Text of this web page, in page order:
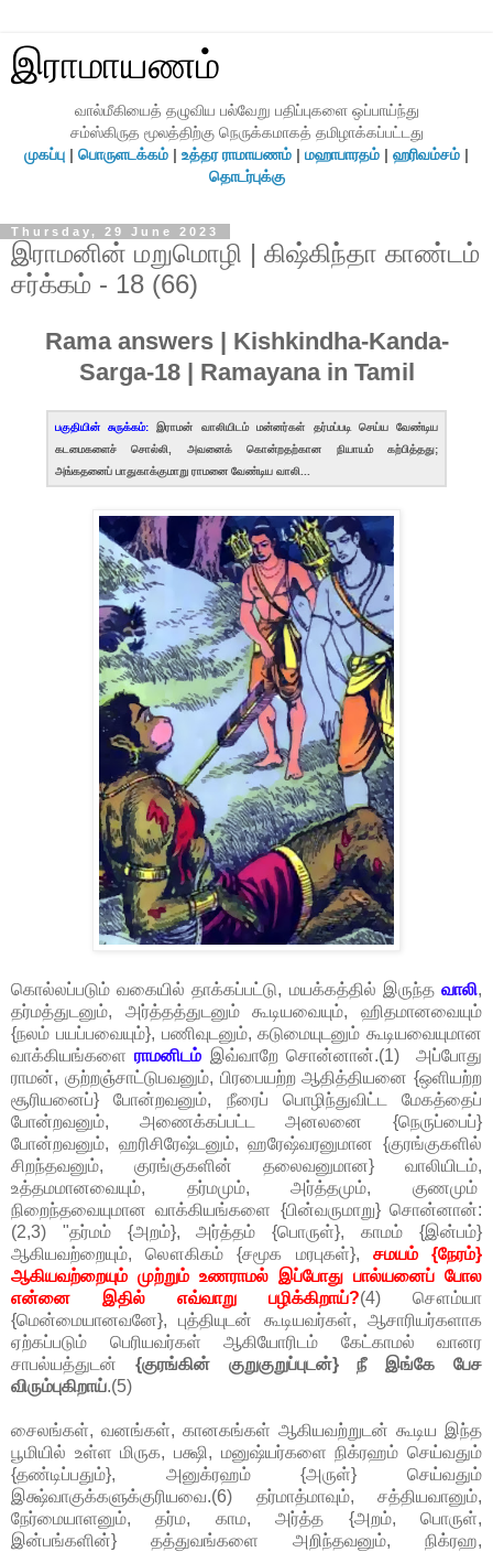
இராமாயணம்
வால்மீகியைத் தழுவிய பல்வேறு பதிப்புகளை ஒப்பாய்ந்து
சம்ஸ்கிருத மூலத்திற்கு நெருக்கமாகத் தமிழாக்கப்பட்டது
முகப்பு | பொருளடக்கம் | உத்தர ராமாயணம் | மஹாபாரதம் | ஹரிவம்சம் |
தொடர்புக்கு
Thursday, 29 June 2023
இராமனின் மறுமொழி | கிஷ்கிந்தா காண்டம்
சர்க்கம் - 18 (66)
Rama answers | Kishkindha-Kanda-
Sarga-18 | Ramayana in Tamil
பகுதியின் சுருக்கம்:
இராமன் வாலியிடம் மன்னர்கள் தர்மப்படி செய்ய வேண்டிய
கடமைகளைச் சொல்லி, அவனைக் கொன்றதற்கான நியாயம் கற்பித்தது;
அங்கதனைப் பாதுகாக்குமாறு ராமனை வேண்டிய வாலி...
கொல்லப்படும் வகையில் தாக்கப்பட்டு, மயக்கத்தில் இருந்த வாலி,
தர்மத்துடனும், அர்த்தத்துடனும் கூடியவையும், ஹிதமானவையும்
{நலம் பயப்பவையும்}, பணிவுடனும், கடுமையுடனும் கூடியவையுமான
வாக்கியங்களைராமனிடம் இவ்வாறே சொன்னான்.(1) அப்போது
ராமன், குற்றஞ்சாட்டுபவனும், பிரபையற்ற ஆதித்தியனை {ஒளியற்ற
சூரியனைப்} போன்றவனும், நீரைப் பொழிந்துவிட்ட மேகத்தைப்
போன்றவனும், அணைக்கப்பட்ட அனலனை {நெருப்பைப்}
போன்றவனும், ஹரிசிரேஷ்டனும், ஹரேஷ்வரனுமான {குரங்குகளில்
சிறந்தவனும், குரங்குகளின் தலைவனுமான} வாலியிடம்,
உத்தமமானவையும், தர்மமும், அர்த்தமும், குணமும்
நிறைந்தவையுமான வாக்கியங்களை {பின்வருமாறு} சொன்னான்:
(2,3) "தர்மம் {அறம்}, அர்த்தம் {பொருள்}, காமம் {இன்பம்}
ஆகியவற்றையும், லௌகிகம் {சமூக மரபுகள்}, சமயம் {நேரம்}
ஆகியவற்றையும் முற்றும் உணராமல் இப்போது பால்யனைப் போல
என்னை இதில் எவ்வாறு பழிக்கிறாய்?(4) சௌம்யா
{மென்மையானவனே}, புத்தியுடன் கூடியவர்கள், ஆசாரியர்களாக
ஏற்கப்படும் பெரியவர்கள் ஆகியோரிடம் கேட்காமல் வானர
சாபல்யத்துடன் {குரங்கின் குறுகுறுப்புடன்} நீ இங்கே பேச
விரும்புகிறாய்.(5)
சைலங்கள், வனங்கள், கானகங்கள் ஆகியவற்றுடன் கூடிய இந்த
பூமியில் உள்ள மிருக, பக்ஷி, மனுஷ்யர்களை நிக்ரஹம் செய்வதும்
{தண்டிப்பதும்}, அனுக்ரஹம் {அருள்} செய்வதும்
இக்ஷ்வாகுக்களுக்குரியவை.(6) தர்மாத்மாவும், சத்தியவானும்,
நேர்மையாளனும், தர்ம, காம, அர்த்த {அறம், பொருள்,
இன்பங்களின்} தத்துவங்களை அறிந்தவனும், நிக்ரஹ,